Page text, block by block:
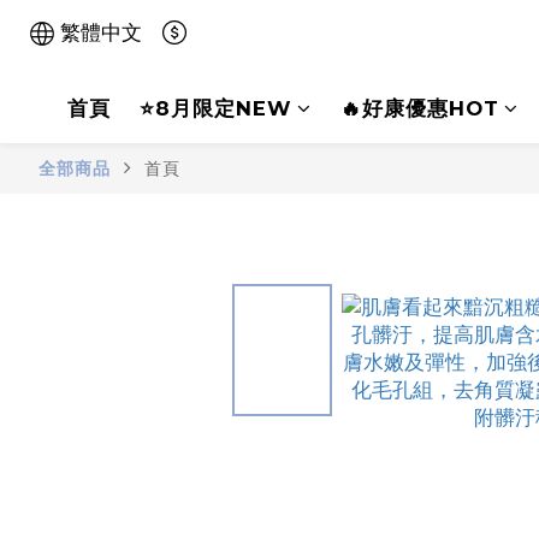
繁體中文
首頁 ⭐8月限定NEW 🔥好康優惠HOT
全部商品 首頁